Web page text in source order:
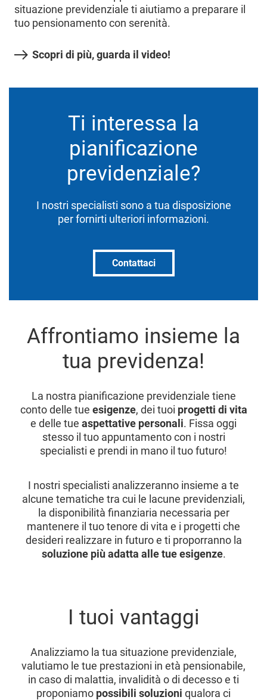
situazione previdenziale ti aiutiamo a preparare il
tuo pensionamento con serenità.
Scopri di più, guarda il video!
Ti interessa la
pianificazione
previdenziale?
I nostri specialisti sono a tua disposizione
per fornirti ulteriori informazioni.
Contattaci
Affrontiamo insieme la
tua previdenza!
La nostra pianificazione previdenziale tiene
conto delle tue esigenze, dei tuoi progetti di vita
e delle tue aspettative personali. Fissa oggi
stesso il tuo appuntamento con i nostri
specialisti e prendi in mano il tuo futuro!
I nostri specialisti analizzeranno insieme a te
alcune tematiche tra cui le lacune previdenziali,
la disponibilità finanziaria necessaria per
mantenere il tuo tenore di vita e i progetti che
desideri realizzare in futuro e ti proporranno la
soluzione più adatta alle tue esigenze.
I tuoi vantaggi
Analizziamo la tua situazione previdenziale,
valutiamo le tue prestazioni in età pensionabile,
in caso di malattia, invalidità o di decesso e ti
proponiamo possibili soluzioni qualora ci